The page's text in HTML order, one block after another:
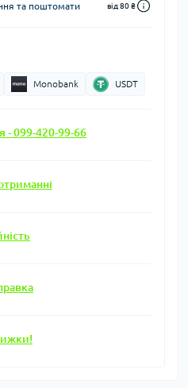
та поштомати від 80 ₴
Monobank USDT
- 099-420-99-66